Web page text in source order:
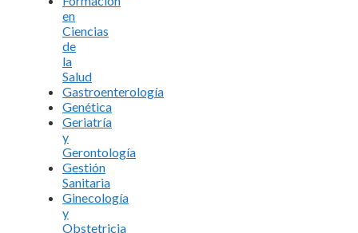
en
Ciencias
de
la
Salud
Gastroenterología
Genética
Geriatría
y
Gerontología
Gestión
Sanitaria
Ginecología
y
Obstetricia